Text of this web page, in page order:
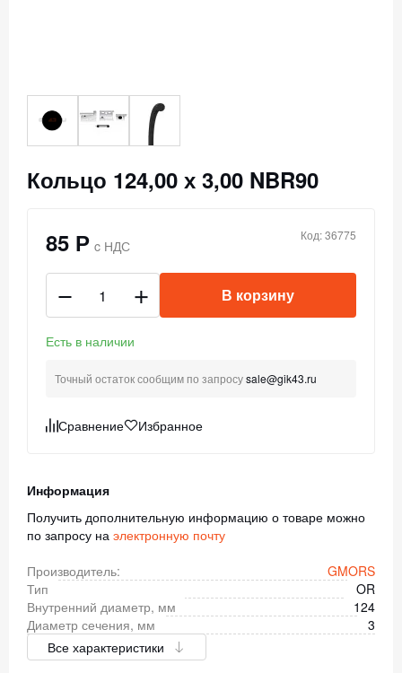
Кольцо 124,00 х 3,00 NBR90
85 Р c НДС
Код: 36775
В корзину
Есть в наличии
Точный остаток сообщим по запросуsale@gik43.ru
Сравнение Избранное
Информация
Получить дополнительную информацию о товаре можно
по запросу на электронную почту
Производитель:
GMORS
Тип
OR
Внутренний диаметр, мм
124
Диаметр сечения, мм
3
Все характеристики